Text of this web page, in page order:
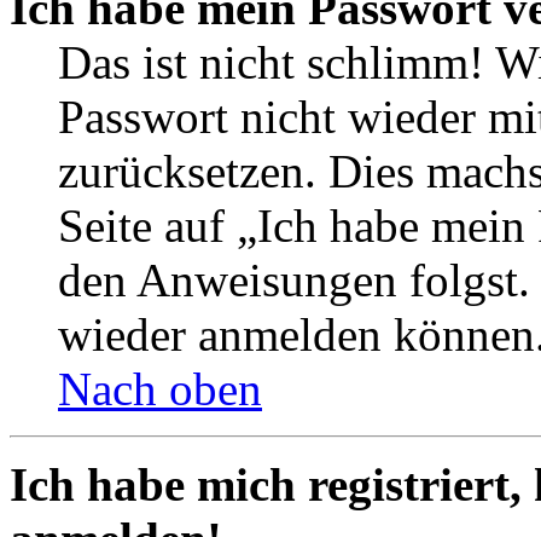
Das ist nicht schlimm!
Passwort nicht wieder
zurücksetzen. Dies
Seite auf „Ich habe
den Anweisungen
wieder anmelden
Nach oben
Ich habe mich